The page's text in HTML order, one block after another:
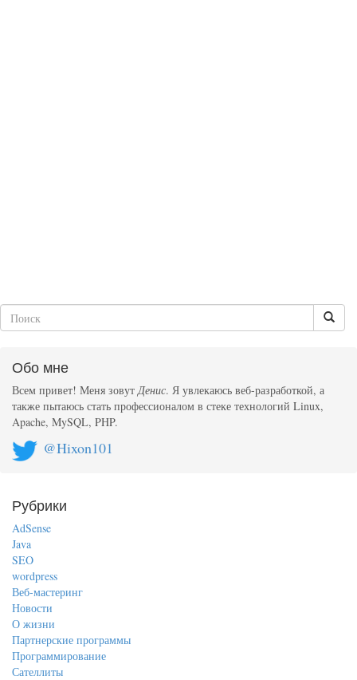
Обо мне
Всем привет! Меня зовутДенис. Я увлекаюсь веб-разработкой, а
также пытаюсь стать профессионалом в стеке технологий Linux,
Apache, MySQL, PHP.
@Hixon101
Рубрики
AdSense
Java
SEO
wordpress
Веб-мастеринг
Новости
О жизни
Партнерские программы
Программирование
Сателлиты